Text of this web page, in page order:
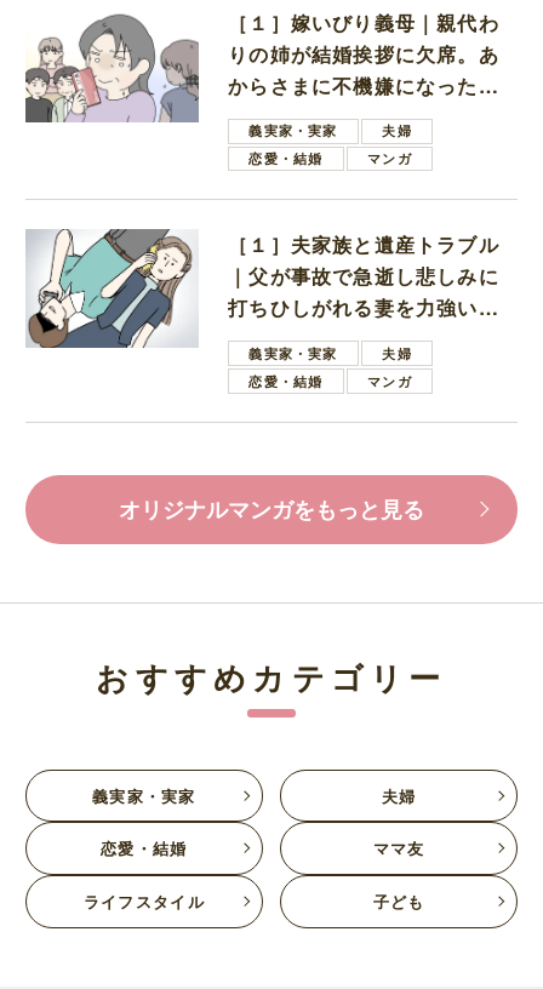
［１］嫁いびり義母｜親代わ
りの姉が結婚挨拶に欠席。あ
からさまに不機嫌になった義
母義実家・実家
夫婦
恋愛・結婚
マンガ
［１］夫家族と遺産トラブル
｜父が事故で急逝し悲しみに
打ちひしがれる妻を力強い言
葉で励ます夫
義実家・実家
夫婦
恋愛・結婚
マンガ
オリジナルマンガをもっと見る
おすすめカテゴリー
義実家・実家 夫婦
恋愛・結婚 ママ友
ライフスタイル 子ども